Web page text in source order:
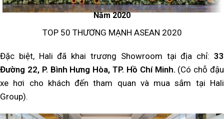
Năm 2020
TOP 50 THƯƠNG MẠNH ASEAN 2020
Đặc biệt, Hali đã khai trương Showroom tại địa chỉ: 33
Đường 22, P. Bình Hưng Hòa, TP. Hồ Chí Minh. (Có chỗ đậu
xe hơi cho khách đến tham quan và mua sắm tại Hali
Group).